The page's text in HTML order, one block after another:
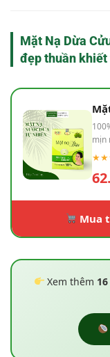
Mặt Nạ Dừa
đẹp thuần khiết
mịn
Mua
Xem thêm